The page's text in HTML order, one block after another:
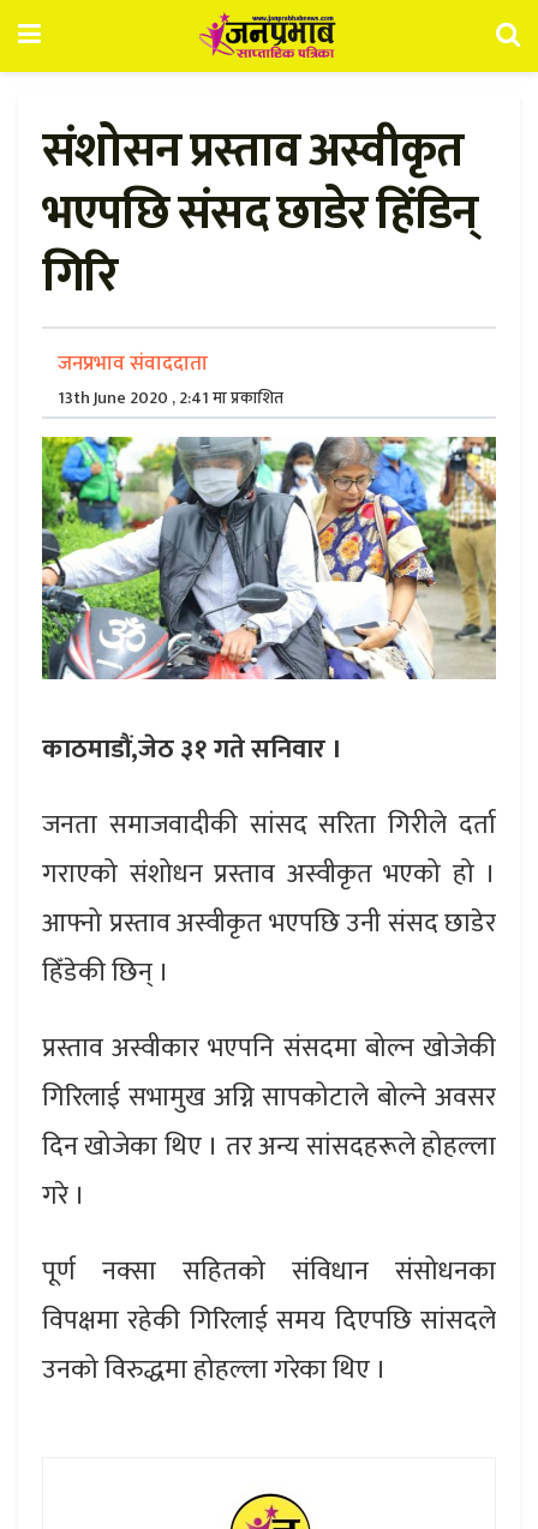
संशोसन प्रस्ताव अस्वीकृत
भएपछि संसद छाडेर हिंडिन्
गिरि
जनप्रभाव संवाददाता
13th June 2020 , 2:41 मा प्रकाशित
काठमाडौं,जेठ ३१ गते सनिवार ।
जनता समाजवादीकी सांसद सरिता गिरीले दर्ता
गराएको संशोधन प्रस्ताव अस्वीकृत भएको हो ।
आफ्नो प्रस्ताव अस्वीकृत भएपछि उनी संसद छाडेर
हिँडेकी छिन् ।
प्रस्ताव अस्वीकार भएपनि संसदमा बोल्न खोजेकी
गिरिलाई सभामुख अग्नि सापकोटाले बोल्ने अवसर
दिन खोजेका थिए । तर अन्य सांसदहरूले होहल्ला
गरे ।
पूर्ण नक्सा सहितको संविधान संसोधनका
विपक्षमा रहेकी गिरिलाई समय दिएपछि सांसदले
उनको विरुद्धमा होहल्ला गरेका थिए ।